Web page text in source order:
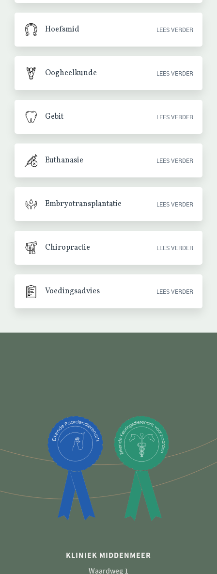
Hoefsmid LEES VERDER
Oogheelkunde LEES VERDER
Gebit LEES VERDER
Euthanasie LEES VERDER
Embryotransplantatie LEES VERDER
Chiropractie LEES VERDER
Voedingsadvies LEES VERDER
KLINIEK MIDDENMEER
Waardweg 1